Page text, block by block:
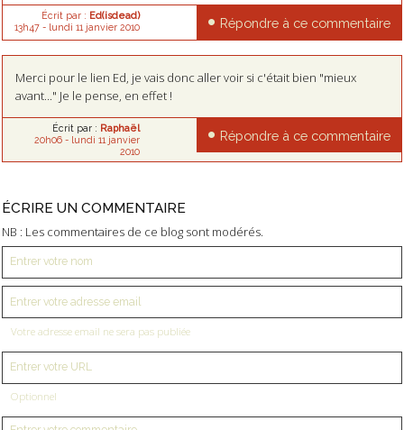
Écrit par : Ed(isdead)
13h47- lundi 11 janvier 2010 Répondre à ce commentaire
Merci pour le lien Ed, je vais donc aller voir si c'était bien "mieux
avant..." Je le pense, en effet !
Écrit par : Raphaël
20h06- lundi 11 janvier
2010
Répondre à ce commentaire
ÉCRIRE UN COMMENTAIRE
NB : Les commentaires de ce blog sont modérés.
Votre adresse email ne sera pas publiée
Optionnel